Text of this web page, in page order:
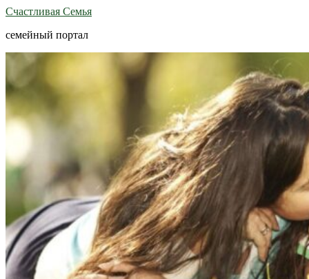
Счастливая Семья
семейный портал